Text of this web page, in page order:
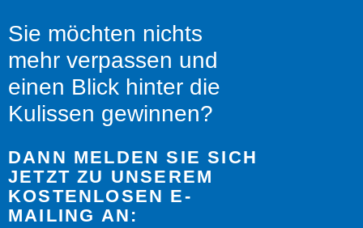
Sie möchten nichts
mehr verpassen und
einen Blick hinter die
Kulissen gewinnen?
DANN MELDEN SIE SICH
JETZT ZU UNSEREM
KOSTENLOSEN E-
MAILING AN: